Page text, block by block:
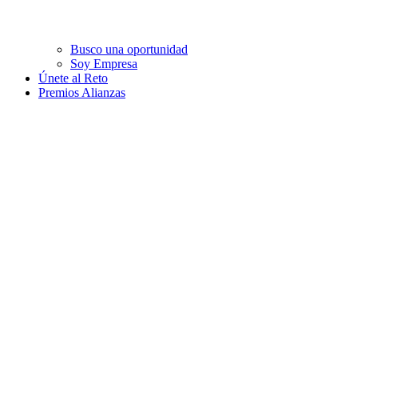
Busco una oportunidad
Soy Empresa
Únete al Reto
Premios Alianzas